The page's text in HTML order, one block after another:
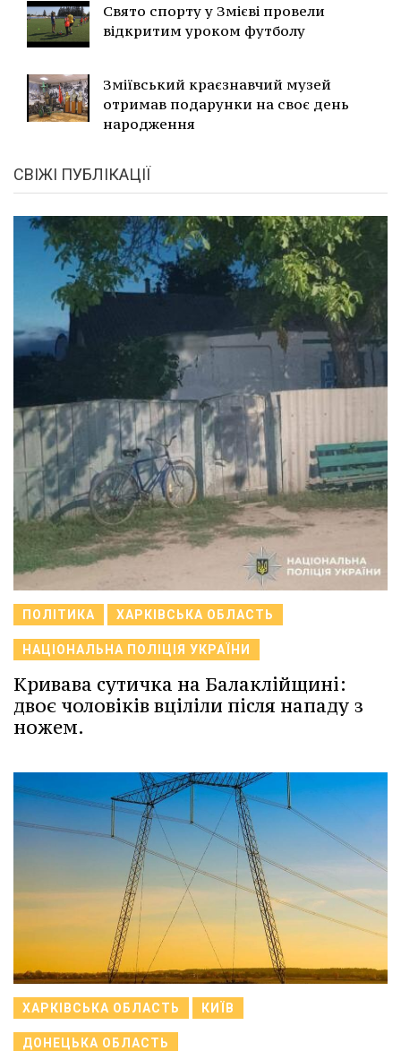
Свято спорту у Змієві провели
відкритим уроком футболу
Зміївський краєзнавчий музей
отримав подарунки на своє день
народження
СВІЖІ ПУБЛІКАЦІЇ
ПОЛІТИКА ХАРКІВСЬКА ОБЛАСТЬ
НАЦІОНАЛЬНА ПОЛІЦІЯ УКРАЇНИ
Кривава сутичка на Балаклійщині:
двоє чоловіків вціліли після нападу з
ножем.
ХАРКІВСЬКА ОБЛАСТЬ КИЇВ
ДОНЕЦЬКА ОБЛАСТЬ